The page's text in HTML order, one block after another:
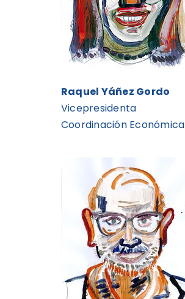
Raquel Yáñez Gordo
Vicepresidenta
Coordinación Económica